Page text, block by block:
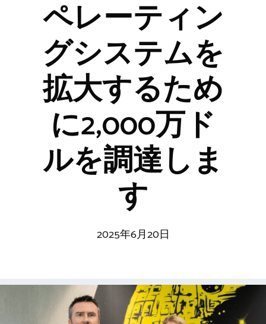
ペレーティン
グシステムを
拡大するため
に2,000万ド
ルを調達しま
す
2025年6月20日